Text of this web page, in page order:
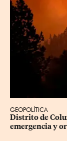
GEOPOLÍTICA
Distrito de
emergencia y